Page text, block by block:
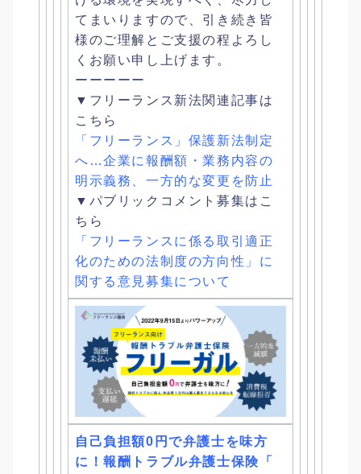
てまいりますので、 引き続き皆
様のご理解とご支援の程よろし
くお願い申し上げます。
ーーーーー
▼フリーランス新法関連記事は
こちら
「フリーランス」保護新法制定
へ…企業に報酬額・業務内容の
明示義務、一方的な変更を防止
▼パブリックコメント募集はこ
ちら
「フリーランスに係る取引適正
化のための法制度の方向性」 に
関する意見募集について
自己負担額0円で弁護士を味方
に！報酬トラブル弁護士保険「